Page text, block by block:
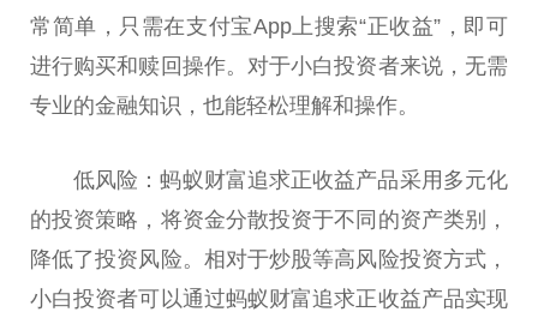
常简单，只需在支付宝App上搜索“正收益”，即可
进行购买和赎回操作。对于小白投资者来说，无需
专业的金融知识，也能轻松理解和操作。
低风险：蚂蚁财富追求正收益产品采用多元化
的投资策略，将资金分散投资于不同的资产类别，
降低了投资风险。相对于炒股等高风险投资方式，
小白投资者可以通过蚂蚁财富追求正收益产品实现